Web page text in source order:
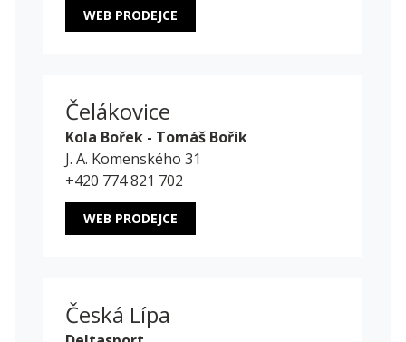
WEB PRODEJCE
Čelákovice
Kola Bořek - Tomáš Bořík
J. A. Komenského 31
+420 774 821 702
WEB PRODEJCE
Česká Lípa